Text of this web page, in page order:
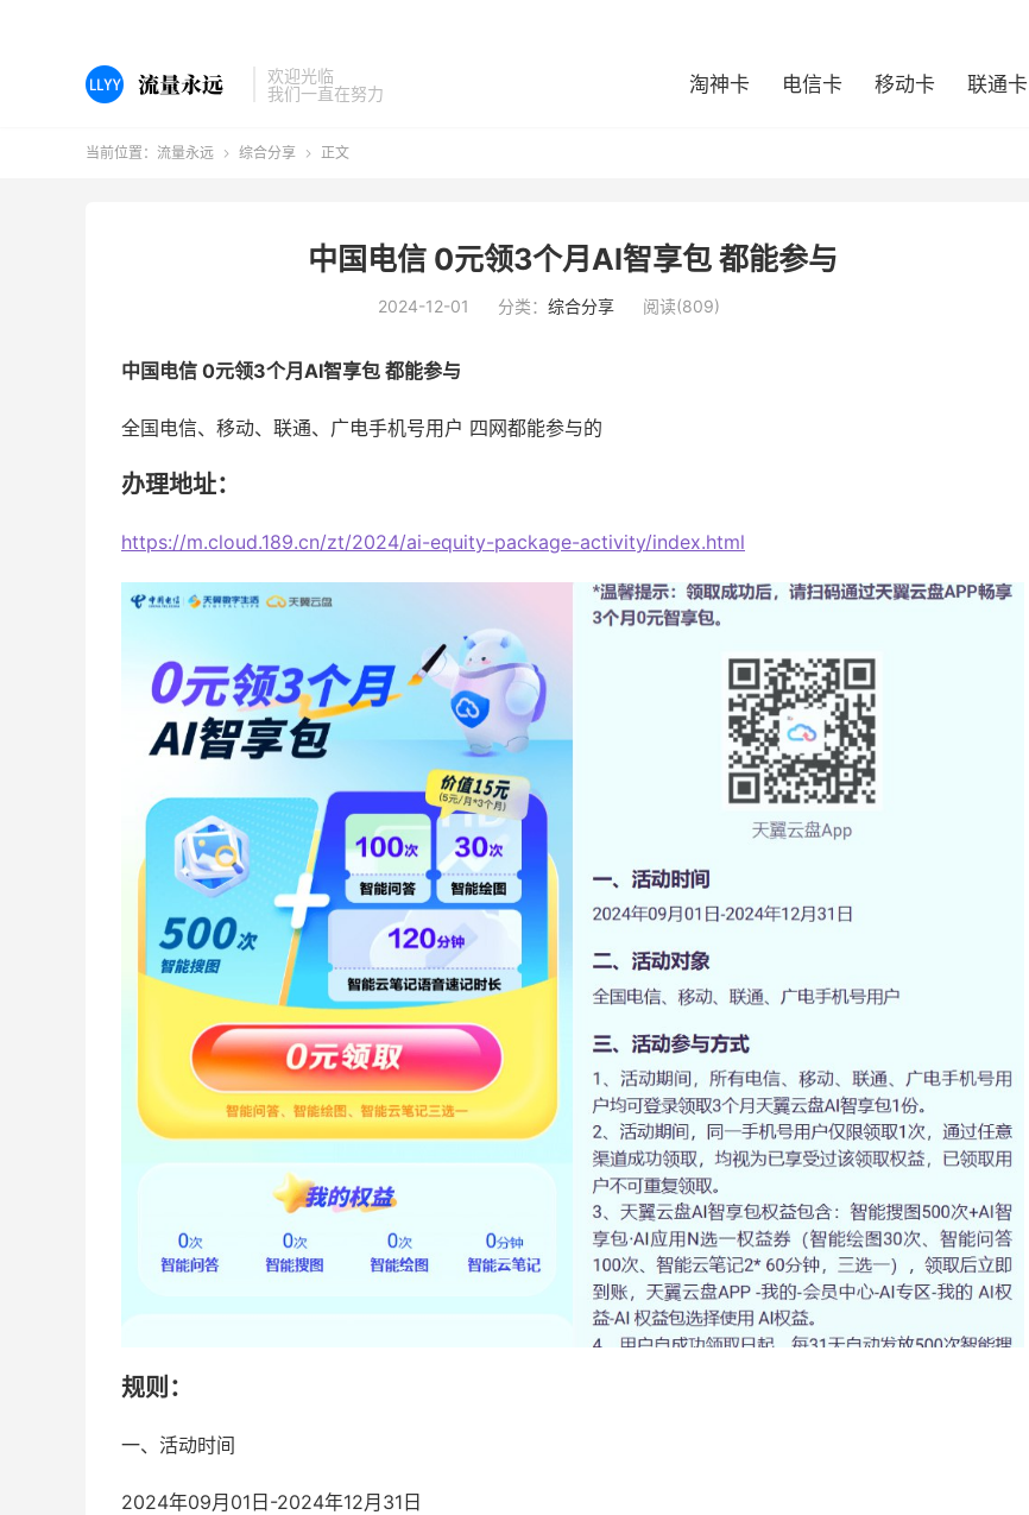
欢迎光临
我们一直在努力
淘神卡 电信卡 移动卡 联通卡
当前位置： 流量永远  综合分享  正文
中国电信 0元领3个月AI智享包 都能参与
2024-12-01 分类： 综合分享 阅读(809)
中国电信 0元领3个月AI智享包 都能参与
全国电信、移动、联通、广电手机号用户 四网都能参与的
办理地址：
https://m.cloud.189.cn/zt/2024/ai-equity-package-activity/index.html
规则：
一、活动时间
2024年09月01日-2024年12月31日